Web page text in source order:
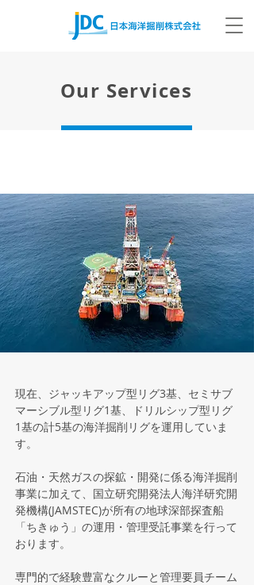
Our Services
現在、ジャッキアップ型リグ3基、セミサブ
マーシブル型リグ1基、ドリルシップ型リグ
1基の計5基の海洋掘削リグを運用していま
す。
石油・天然ガスの探鉱・開発に係る海洋掘削
事業に加えて、国立研究開発法人海洋研究開
発機構(JAMSTEC)が所有の地球深部探査船
「ちきゅう」の運用・管理受託事業を行って
おります。
専門的で経験豊富なクルーと管理要員チーム